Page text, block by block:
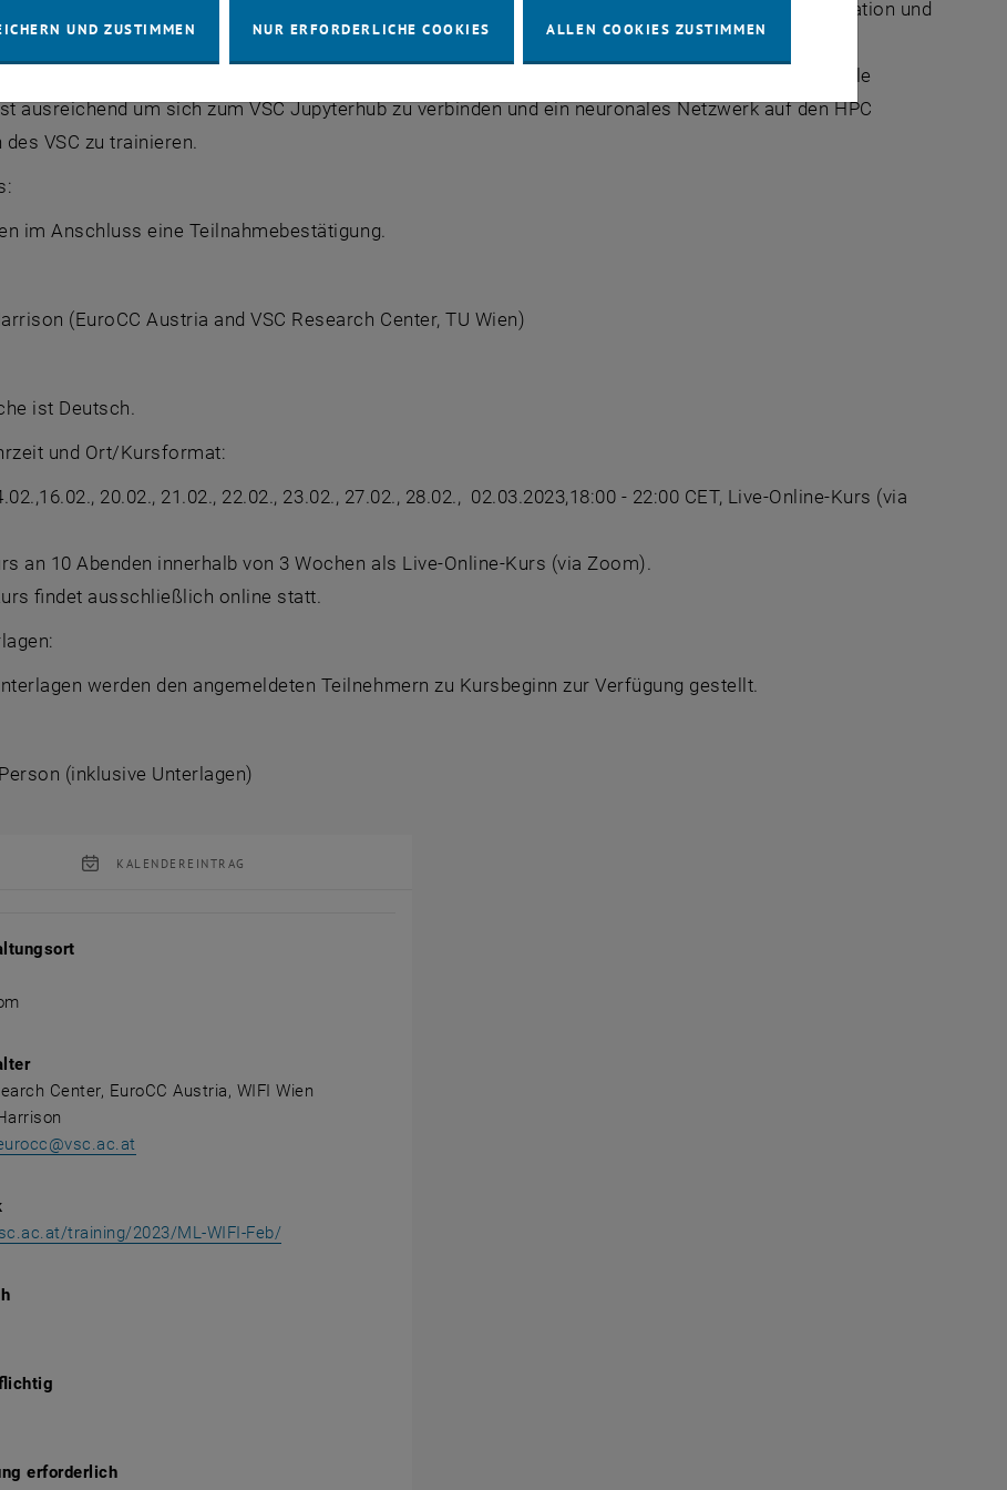
Anaconda (https://www.anaconda.com/) verwenden und genauere Details zur Software-Installation und
erhalten alle Teilnehmer einen temporären Zugang zum VSC für den letzten Kurstag, jeder aktuelle
ausreichend um sich zum VSC Jupyterhub zu verbinden und ein neuronales Netzwerk auf den HPC
des VSC zu trainieren.
im Anschluss eine Teilnahmebestätigung.
(EuroCC Austria and VSC Research Center, TU Wien)
ist Deutsch.
und Ort/Kursformat:
20.02., 21.02., 22.02., 23.02., 27.02., 28.02., 02.03.2023,18:00 - 22:00 CET, Live-Online-Kurs (via
an 10 Abenden innerhalb von 3 Wochen als Live-Online-Kurs (via Zoom).
findet ausschließlich online statt.
werden den angemeldeten Teilnehmern zu Kursbeginn zur Verfügung gestellt.
(inklusive Unterlagen)
KALENDEREINTRAG
Center, EuroCC Austria, WIFI Wien
training/2023/ML-WIFI-Feb/
erforderlich
UND ZUSTIMMEN NUR ERFORDERLICHE COOKIES ALLEN COOKIES ZUSTIMMEN